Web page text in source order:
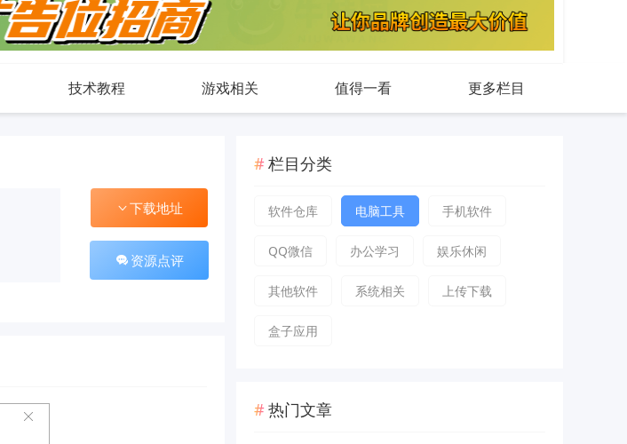
技术教程 游戏相关 值得一看 更多栏目
下载地址
资源点评
栏目分类
软件仓库 电脑工具 手机软件
QQ微信 办公学习 娱乐休闲
其他软件 系统相关 上传下载
盒子应用
热门文章